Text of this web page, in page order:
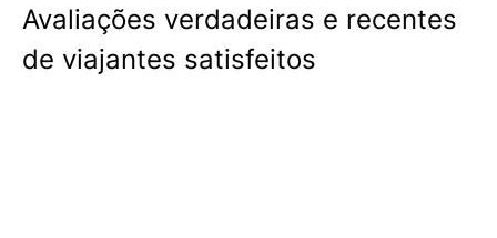
Avaliações verdadeiras e recentes
de viajantes satisfeitos